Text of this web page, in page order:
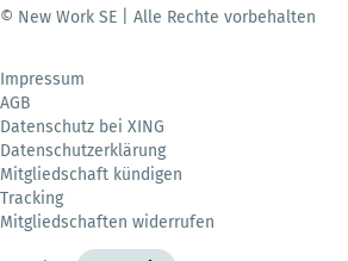
© New Work SE | Alle Rechte vorbehalten
Impressum
AGB
Datenschutz bei XING
Datenschutzerklärung
Mitgliedschaft kündigen
Tracking
Mitgliedschaften widerrufen